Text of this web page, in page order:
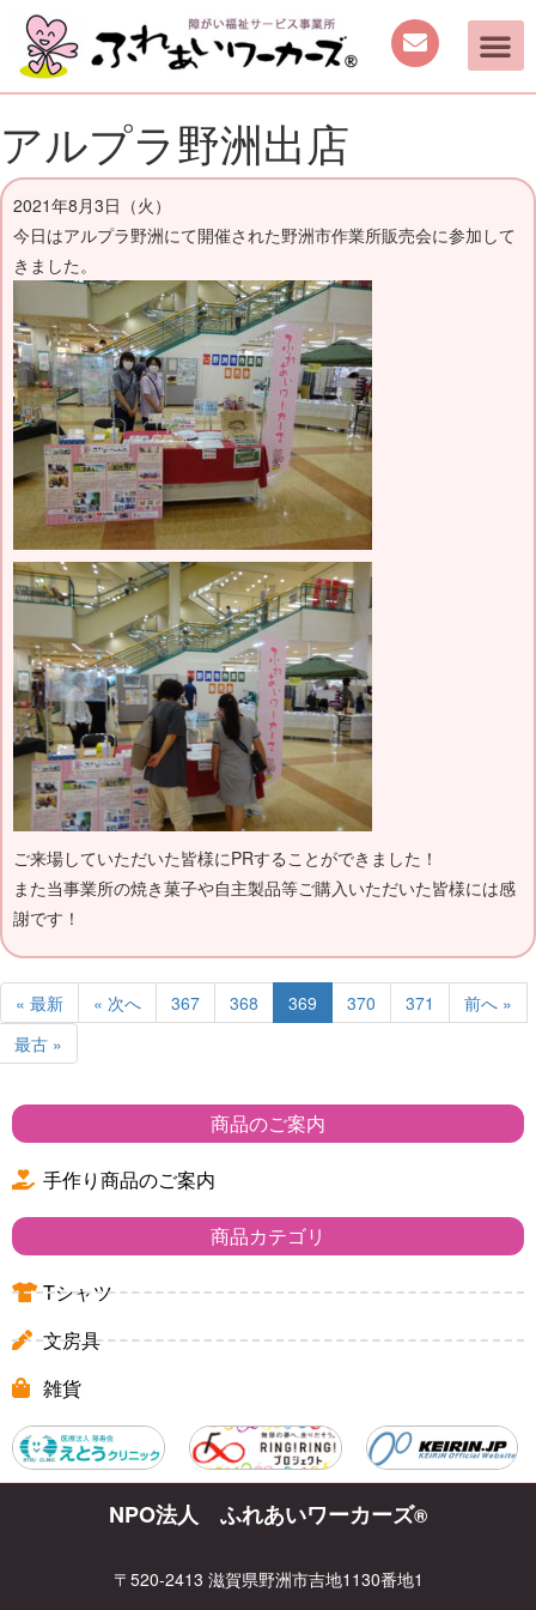
アルプラ野洲出店
2021年8月3日（火）
今日はアルプラ野洲にて開催された野洲市作業所販売会に参加して
きました。
ご来場していただいた皆様にPRすることができました！
また当事業所の焼き菓子や自主製品等ご購入いただいた皆様には感
謝です！
« 最新 « 次へ 367 368 369 370 371
前へ »
最古 »
商品のご案内
手作り商品のご案内
商品カテゴリ
Tシャツ
文房具
雑貨
NPO法人 ふれあいワーカーズ®
〒520-2413 滋賀県野洲市吉地1130番地1